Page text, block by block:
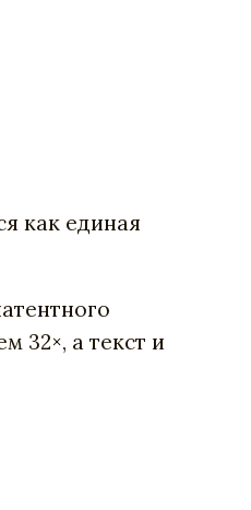
как единая
32×, а текст и